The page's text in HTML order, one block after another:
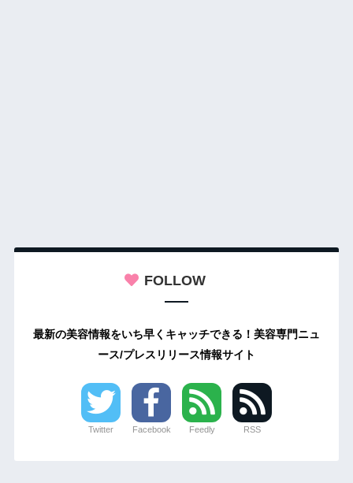
FOLLOW
最新の美容情報をいち早くキャッチできる！美容専門ニュ
ース/プレスリリース情報サイト
Twitter Facebook Feedly RSS